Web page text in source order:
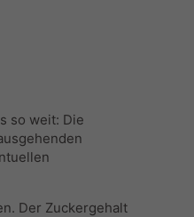
so weit: Die
Der Zuckergehalt